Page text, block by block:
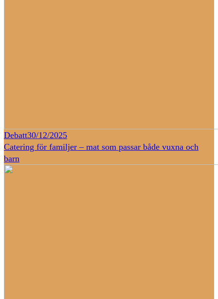
Debatt30/12/2025
Catering för familjer – mat som passar både vuxna och
barn